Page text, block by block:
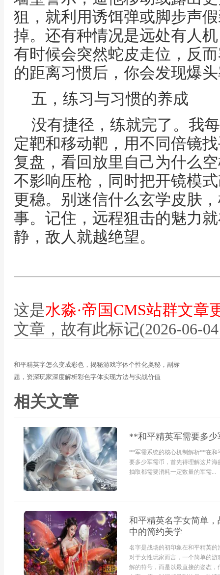
狙，就利用诱饵弹或脚步声
掉。还有种情况是远处有人
有时候会突然蛇皮走位，反
的距离习惯后，你会发现爆
五，练习与习惯的养成
没有捷径，练就完了。我
定靶和移动靶，用不同倍镜
复盘，看回放里自己为什么
不影响压枪，同时把开镜模
更稳。别迷信什么玄学皮肤
事。记住，远程狙击的魅力
静，敌人就越绝望。
这是水淼·帝国CMS站群文章
文章，故有此标记(2026-06-
和平精英字怎么变成彩色，揭秘游戏字体个性化奥秘，副标
题，资深玩家深度解析彩色字体实现方法与实战价值
相关文章
**和平精英军需要多
**军需系统的核心机制解析**在和
要多少军需币，首先得理解这片
抽取都需要消耗一定数量的军需...
和平精英名字女简单
中的简约美学
名字是战场的初印象在和平精英
对于女性玩家而言，一个简单的
解的符号，而是以最直接的姿态